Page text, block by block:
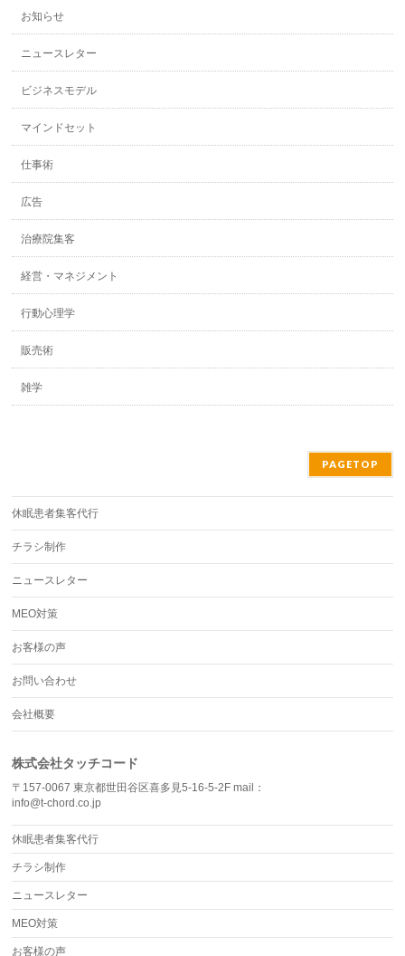
お知らせ
ニュースレター
ビジネスモデル
マインドセット
仕事術
広告
治療院集客
経営・マネジメント
行動心理学
販売術
雑学
PAGETOP
休眠患者集客代行
チラシ制作
ニュースレター
MEO対策
お客様の声
お問い合わせ
会社概要
株式会社タッチコード
〒157-0067 東京都世田谷区喜多見5-16-5-2F mail：
info@t-chord.co.jp
休眠患者集客代行
チラシ制作
ニュースレター
MEO対策
お客様の声